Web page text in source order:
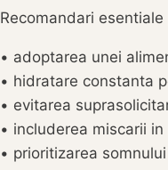
Recomandari
• adoptarea unei
• hidratare constanta
• evitarea
• includerea miscarii
• prioritizarea